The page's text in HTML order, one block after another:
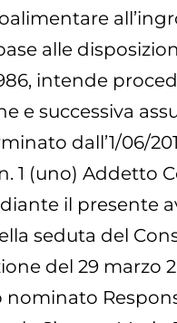
alle
intende
e successiva
dall’1/06/
n. 1 (uno) Addetto
il presente
seduta del
del 29 marzo
nominato